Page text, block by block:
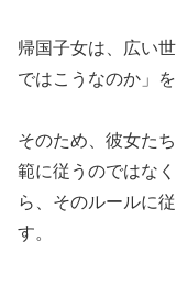
帰国子女は、広い
ではこうなのか」
そのため、彼女た
範に従うのではな
ら、そのルールに
す。